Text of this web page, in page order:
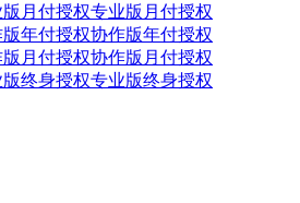
专业版月付授权
协作版年付授权
协作版月付授权
专业版终身授权